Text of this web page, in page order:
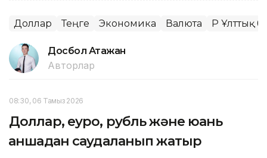
Доллар Теңге Экономика Валюта ҚР Ұлттық
Досбол Атажан
Авторлар
08:30, 06 Тамыз 2026
Доллар, еуро, рубль және юань
қаншадан саудаланып жатыр